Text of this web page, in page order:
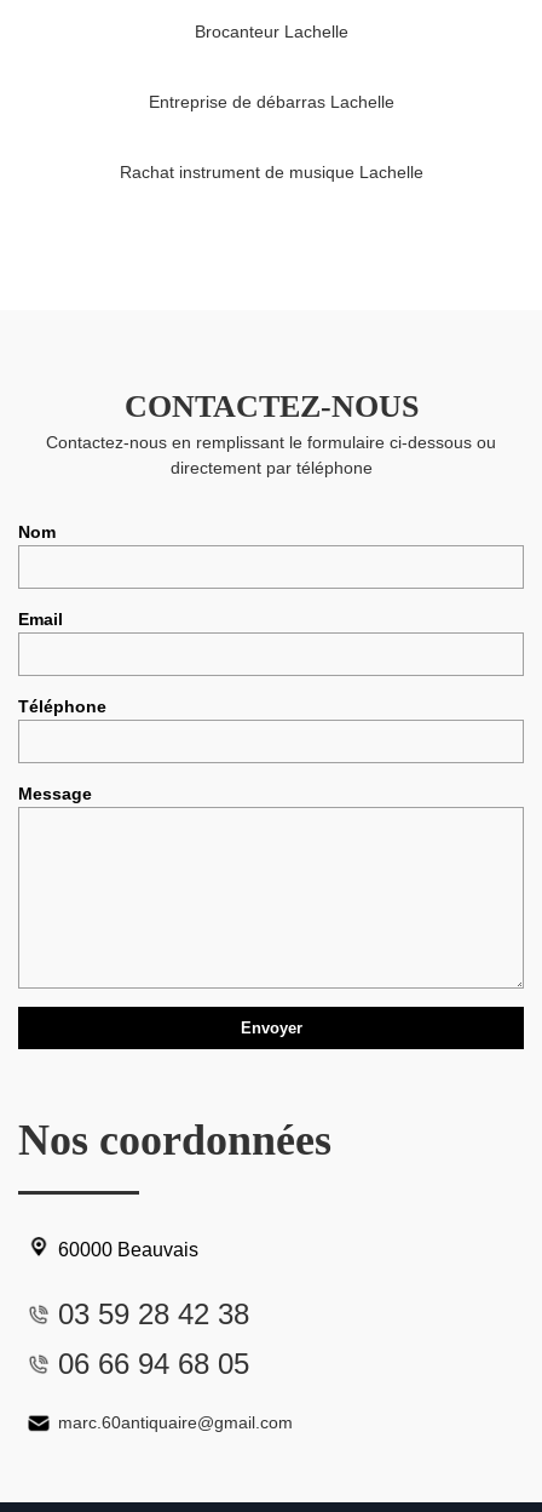
Brocanteur Lachelle
Entreprise de débarras Lachelle
Rachat instrument de musique Lachelle
CONTACTEZ-NOUS
Contactez-nous en remplissant le formulaire ci-dessous ou
directement par téléphone
Nom
Email
Téléphone
Message
Nos coordonnées
60000 Beauvais
03 59 28 42 38
06 66 94 68 05
marc.60antiquaire@gmail.com